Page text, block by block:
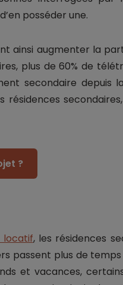
posséder une.
ainsi augmenter la
plus de 60% de
secondaire depuis
résidences
?
locatif, les résidences
passent plus de
et vacances,